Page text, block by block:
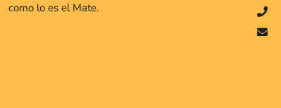
como lo es el Mate.